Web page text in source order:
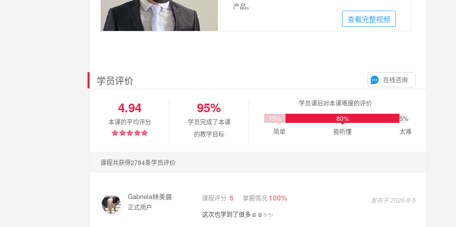
产品。
查看完整视频
在线咨询
学员评价
4.94
本课的平均评分
95%
学员完成了本课
的教学目标
学员课后对本课难度的评价
15%
简单
80%
能听懂
5%
太难
课程共获得2784条学员评价
Gabriela林美晨
正式用户
课程评分 5 掌握情况 100%
发布于 2026-8-5
这次也学到了很多☺️☺️✨✨